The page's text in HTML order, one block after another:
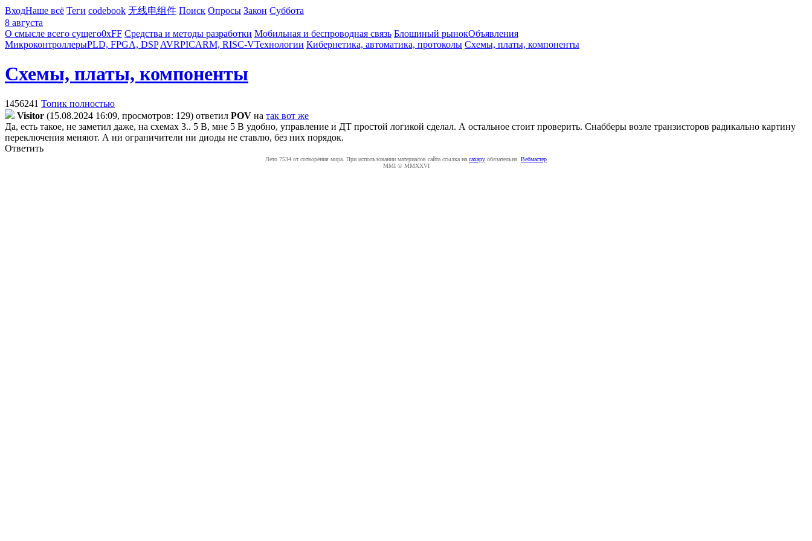
ВходНаше всё Теги codebook 无线电组件 Поиск Опросы Закон Суббота
8 августа
О смысле всего сущего0xFF Средства и методы разработки Мобильная и беспроводная связь Блошиный рынокОбъявления
МикроконтроллерыPLD, FPGA, DSP AVRPICARM, RISC-VТехнологии Кибернетика, автоматика, протоколы Схемы, платы, компоненты
Схемы, платы, компоненты
1456241 Топик полностью
Visitor (15.08.2024 16:09, просмотров: 129) ответил POV на так вот же
Да, есть такое, не заметил даже, на схемах 3.. 5 В, мне 5 В удобно, управление и ДТ простой логикой сделал. А остальное стоит проверить. Снабберы возле транзисторов радикально картину
переключения меняют. А ни ограничители ни диоды не ставлю, без них порядок.
Ответить
Лето 7534 от сотворения мира. При использовании материалов сайта ссылка на caxapу обязательна. Вебмастер
MMI © MMXXVI